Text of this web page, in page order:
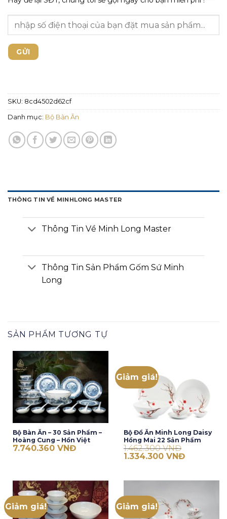
SKU: 8cd4502d62cf
Danh mục: Bộ Bàn Ăn
THÔNG TIN VỀ MINHLONG MASTER
Thông Tin Về Minh Long Master
Thông Tin Sản Phẩm Gốm Sứ Minh
Long
SẢN PHẨM TƯƠNG TỰ
Bộ Bàn Ăn – 30 Sản Phẩm –
Hoàng Cung – Hồn Việt
7.740.360 VNĐ
Giảm giá!
Bộ Đồ Ăn Minh Long Daisy
Hồng Mai 22 Sản Phẩm
1.462.300VNĐ
Giá
gốc
1.334.300 VNĐGiá
1.334.300
Giảm giá! Giảm giá!